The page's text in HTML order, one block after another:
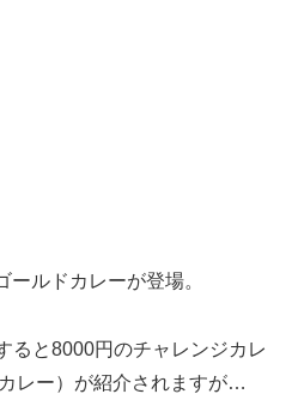
ルドカレーが登場。
ると8000円のチャレンジカレ
レー）が紹介されますが…